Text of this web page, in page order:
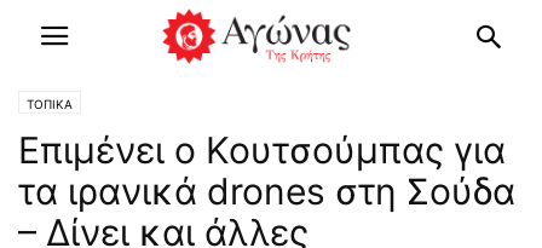
ΤΟΠΙΚΑ
Επιμένει ο Κουτσούμπας για
τα ιρανικά drones στη Σούδα
– Δίνει και άλλες